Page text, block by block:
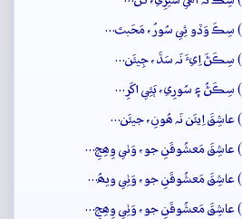
) سِڪَ وَڏو ئِي سُورُ، مَحَبتَ…
) سِڪَڻَ اِيءَ نَہ سَڌَ، جِيئَن…
) سِڪَڻُ ۽ سُورِي، ٻَئِي اکَرِ…
) عاشِقَ اِيئَن نَہ ھُونِ، جيئَن…
) عاشِقَ مَعشُوقَنِ جو، وَٺي وِھِجِ…
) عاشِقَ مَعشُوقَنِ جو، وَٺِي ويھُ…
) عاشِقَ مَعشُوقَنِ جو، وَٺِي وِھِجِ…